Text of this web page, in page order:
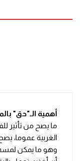
أهمية الـ"حق"
ما يصح من تأثير
الغربية عموما،
وهو ما يمكن